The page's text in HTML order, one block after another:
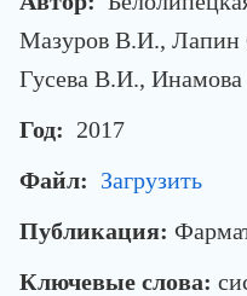
Мазуров В.И.,
Гусева В.И.,
Год: 2017
Файл: Загрузить
Публикация:
Ключевые слова: